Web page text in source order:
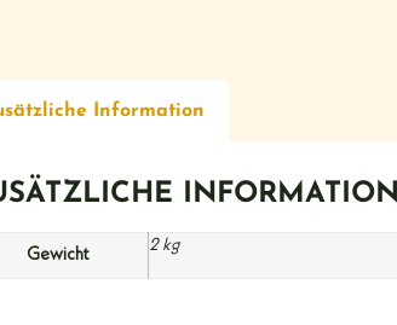
Information
INFORMATION
Gewicht
2 kg